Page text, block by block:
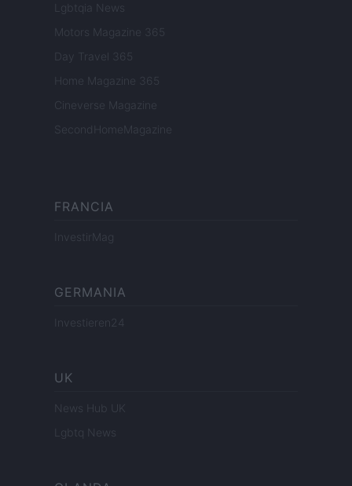
Lgbtqia News
Motors Magazine 365
Day Travel 365
Home Magazine 365
Cineverse Magazine
SecondHomeMagazine
FRANCIA
InvestirMag
GERMANIA
Investieren24
UK
News Hub UK
Lgbtq News